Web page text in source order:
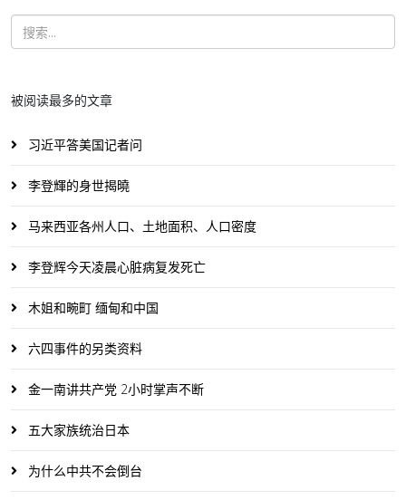
被阅读最多的文章
习近平答美国记者问
李登輝的身世揭曉
马来西亚各州人口、土地面积、人口密度
李登辉今天凌晨心脏病复发死亡
木姐和畹町 缅甸和中国
六四事件的另类资料
金一南讲共产党 2小时掌声不断
五大家族统治日本
为什么中共不会倒台